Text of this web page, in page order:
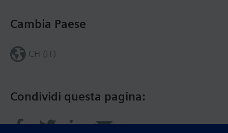
Condividi questa pagina:
Cambia Paese
CH (IT)